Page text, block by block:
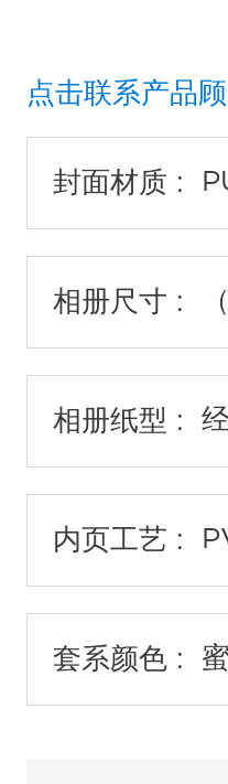
点击联系产品
封面材质 :
相册尺寸 :
相册纸型 :
内页工艺 :
套系颜色 :